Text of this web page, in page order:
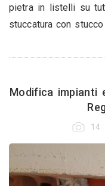
pietra in listelli su
stuccatura con
Modifica impianti
14